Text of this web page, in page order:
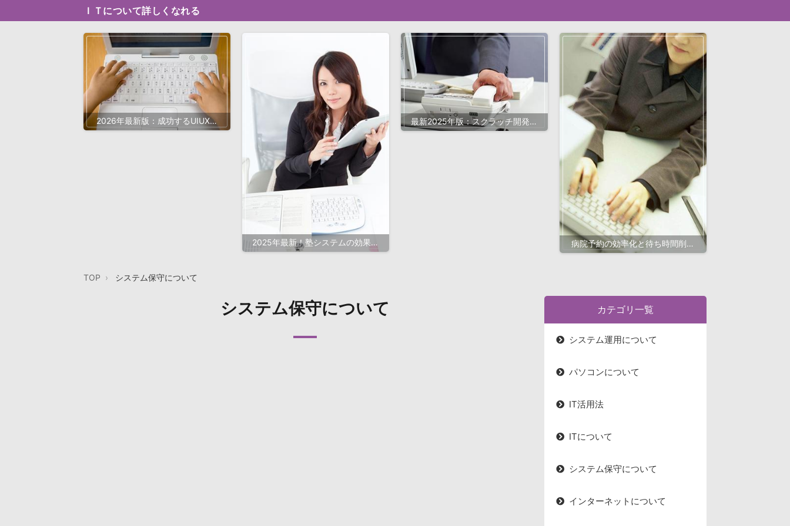
ＩＴについて詳しくなれる
2026年最新版：成功するUIUXデ
2025年最新！塾システムの効果的
最新2025年版：スクラッチ開発の
病院予約の効率化と待ち時間削減
TOP システム保守について
システム保守について カテゴリ一覧
システム運用について
パソコンについて
IT活用法
ITについて
システム保守について
インターネットについて